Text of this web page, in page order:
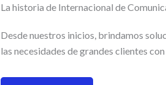
La historia de Internacional de
Desde nuestros inicios, brindamos
las necesidades de grandes clientes